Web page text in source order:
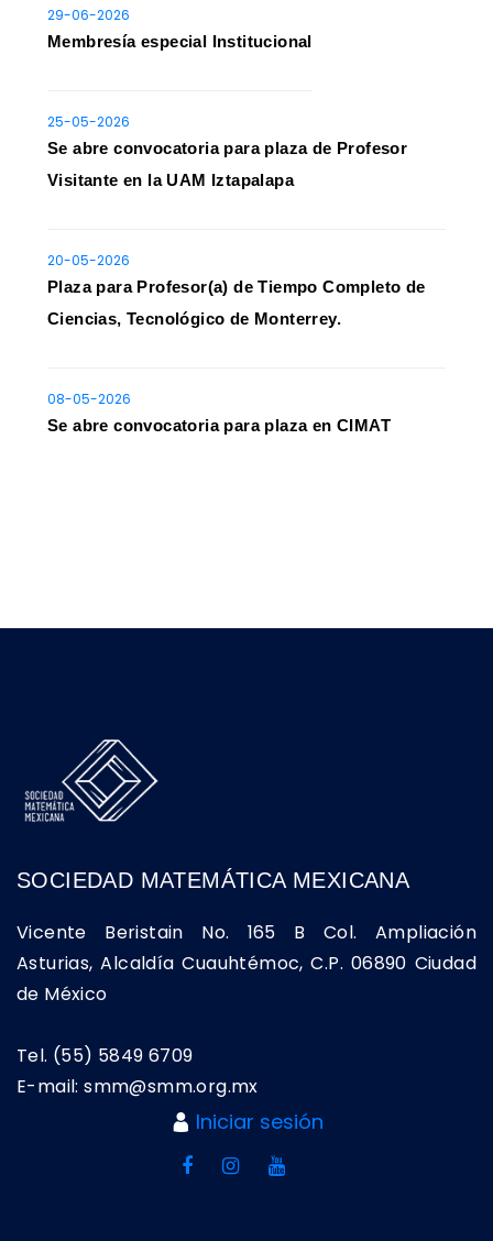
29-06-2026
Membresía especial Institucional
25-05-2026
Se abre convocatoria para plaza de Profesor
Visitante en la UAM Iztapalapa
20-05-2026
Plaza para Profesor(a) de Tiempo Completo de
Ciencias, Tecnológico de Monterrey.
08-05-2026
Se abre convocatoria para plaza en CIMAT
SOCIEDAD MATEMÁTICA MEXICANA
Vicente Beristain No. 165 B Col. Ampliación
Asturias, Alcaldía Cuauhtémoc, C.P. 06890 Ciudad
de México
Tel. (55) 5849 6709
E-mail: smm@smm.org.mx
Iniciar sesión